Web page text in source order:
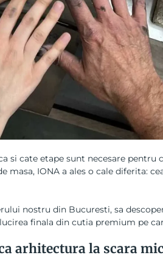
si cate etape sunt necesare pentru
masa, IONA a ales o cale diferita:
nostru din Bucuresti, sa
finala din cutia premium pe
arhitectura la scara